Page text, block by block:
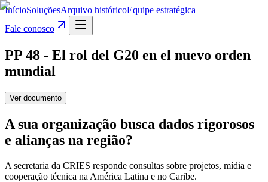
InícioSoluçõesArquivo históricoEquipe estratégica
Fale conosco
PP 48 - El rol del G20 en el nuevo orden
mundial
Ver documento
A sua organização busca dados rigorosos
e alianças na região?
A secretaria da CRIES responde consultas sobre projetos, mídia e
cooperação técnica na América Latina e no Caribe.